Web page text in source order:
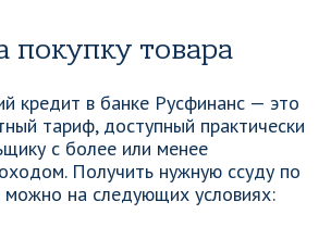
покупку товара
кредит в банке Русфинанс — это
тариф, доступный практически
с более или менее
Получить нужную ссуду по
можно на следующих условиях: